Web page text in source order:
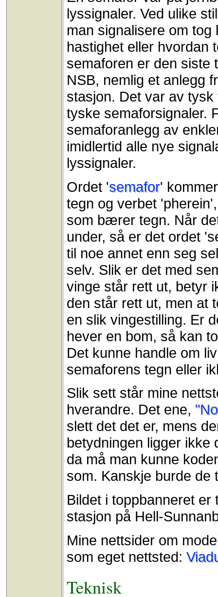
lyssignaler. Ved ulike
man signalisere om
hastighet eller hvordan
semaforen er den siste
NSB, nemlig et anlegg
stasjon. Det var av
tyske semaforsignaler.
semaforanlegg av
imidlertid alle nye
lyssignaler.
Ordet 'semafor'
tegn og verbet
som bærer tegn. Når
under, så er det ordet
til noe annet enn seg
selv. Slik er det med
vinge står rett ut, betyr
den står rett ut, men at
en slik vingestilling. Er
hever en bom, så kan
Det kunne handle om
semaforens tegn eller
Slik sett står mine
hverandre. Det ene,
slett det det er, mens
betydningen ligger ikke
da må man kunne
som. Kanskje burde de
Bildet i toppbanneret
stasjon på Hell-
Mine nettsider om
som eget nettsted:
Teknisk